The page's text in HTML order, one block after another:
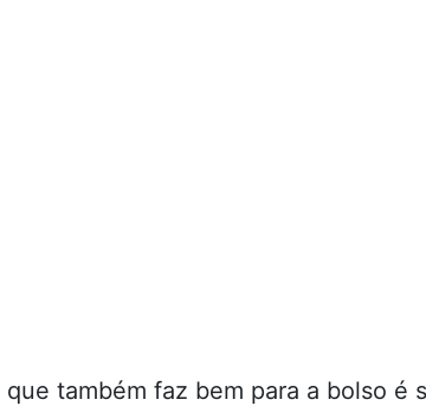
que também faz bem para a bolso é